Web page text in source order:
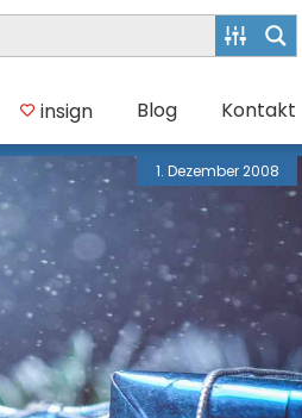
insign Blog Kontakt
1. Dezember 2008